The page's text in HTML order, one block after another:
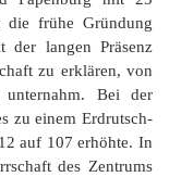
die frühe Gründung
der langen Präsenz
zu erklären, von
Bei der
zu einem Erdrutsch-
auf 107 erhöhte. In
des Zentrums